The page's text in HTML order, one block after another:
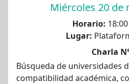
Miércoles 20 de
Horario:
Lugar:
Charla
Búsqueda de universidades
compatibilidad académica,